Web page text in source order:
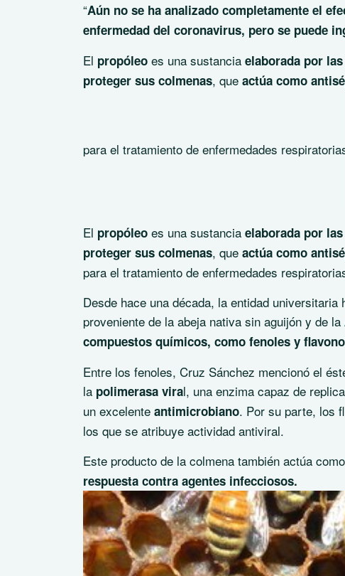
“Aún no se ha analizado completamente el
enfermedad del coronavirus, pero se puede
El propóleo es una sustancia elaborada por
proteger sus colmenas, que actúa como
para el tratamiento de enfermedades
El propóleo es una sustancia elaborada por
proteger sus colmenas, que actúa como
para el tratamiento de enfermedades
Desde hace una década, la entidad
proveniente de la abeja nativa sin aguijón y de la
compuestos químicos, como fenoles y
Entre los fenoles, Cruz Sánchez mencionó el
la polimerasa viral, una enzima capaz de
un excelente antimicrobiano. Por su parte, los
los que se atribuye actividad antiviral.
Este producto de la colmena también actúa
respuesta contra agentes infecciosos.